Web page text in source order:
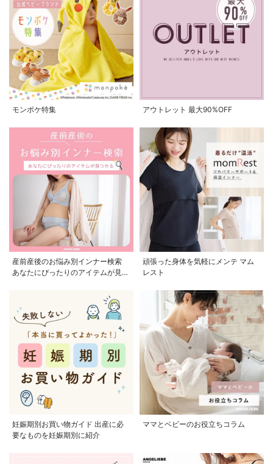
モンポケ特集 アウトレット 最大90%OFF
産前産後のお悩み別インナー検索
あなたにぴったりのアイテムが見つ
頑張った身体を気軽にメンテ マム
レスト
妊娠期別お買い物ガイド 出産に必
要なものを妊娠期別に紹介
ママとベビーのお役立ちコラム